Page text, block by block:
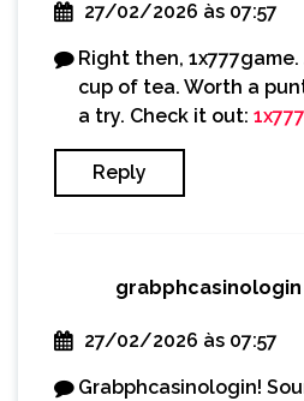
27/02/2026 às 07:57
Right then,
cup of tea. Worth a
a try. Check it out:
Reply
grabphcasinologin
27/02/2026 às 07:57
Grabphcasinologin!